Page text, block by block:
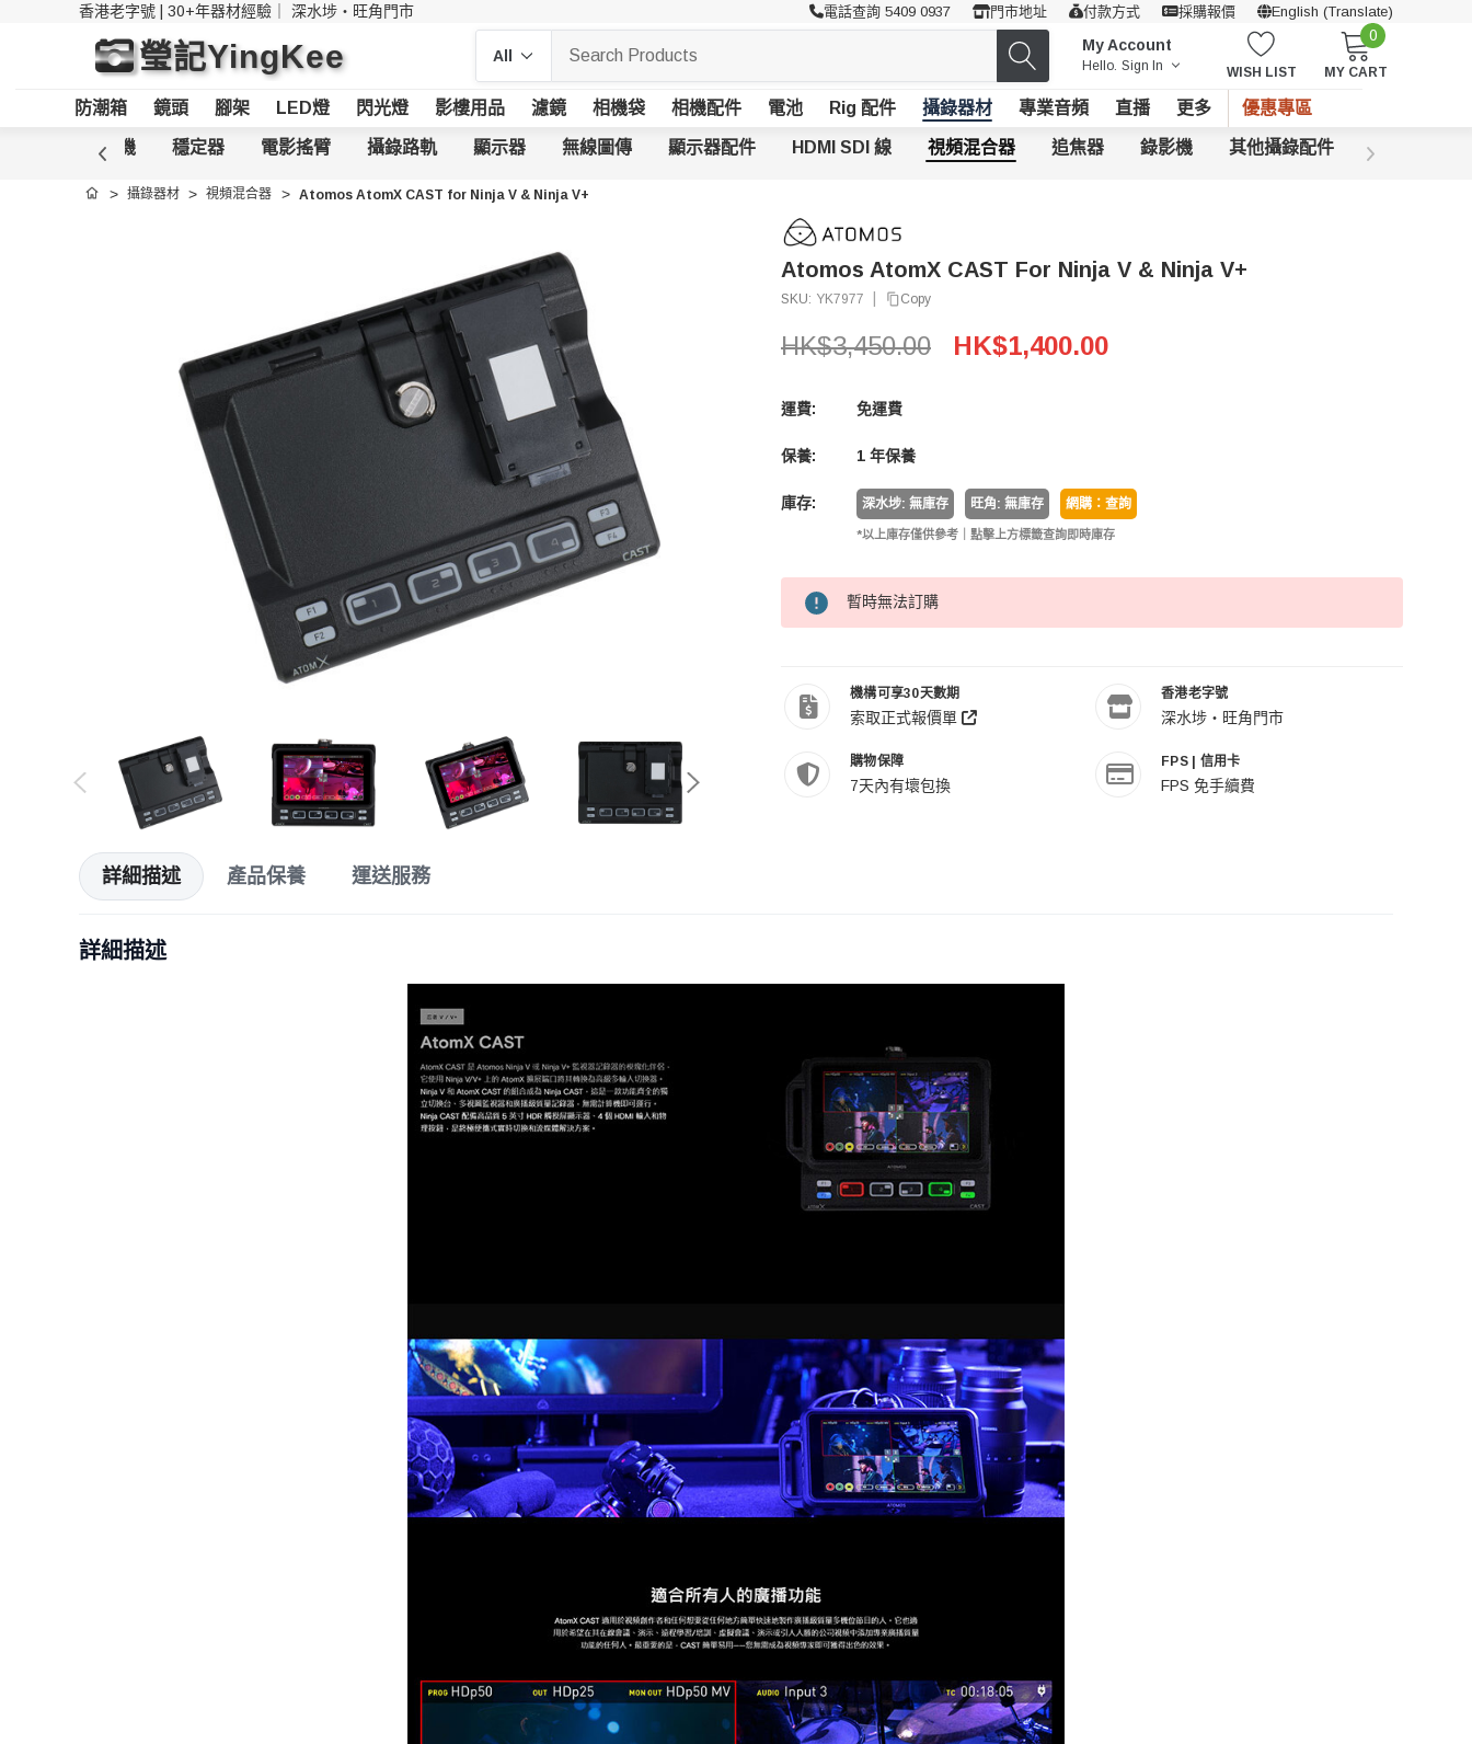
香港老字號 | 30+年器材經驗｜ 深水埗・旺角門市 電話查詢 5409 0937 門市地址 付款方式 採購報價 English (Translate)
瑩記YingKee My Account
Hello. Sign In WISH LIST
0
MY CART
防潮箱 鏡頭 腳架 LED燈 閃光燈 影樓用品 濾鏡 相機袋 相機配件 電池 Rig 配件 攝錄器材 專業音頻 直播 更多 優惠專區
攝影機 穩定器 電影搖臂 攝錄路軌 顯示器 無線圖傳 顯示器配件 HDMI SDI 線 視頻混合器 追焦器 錄影機 其他攝錄配件
首頁 攝錄器材 視頻混合器 Atomos AtomX CAST for Ninja V & Ninja V+
Atomos AtomX CAST For Ninja V & Ninja V+
SKU: YK7977 Copy
HK$3,450.00 HK$1,400.00
運費: 免運費
保養: 1 年保養
庫存: 深水埗: 無庫存 旺角: 無庫存 網購：查詢
*以上庫存僅供參考｜點擊上方標籤查詢即時庫存
暫時無法訂購
機構可享30天數期
索取正式報價單
香港老字號
深水埗・旺角門市
購物保障
7天內有壞包換
FPS | 信用卡
FPS 免手續費
詳細描述 產品保養 運送服務
詳細描述